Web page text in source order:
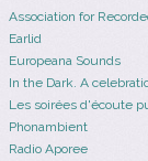
Association for
Earlid
Europeana Sounds
In the Dark. A
Les soirées d'écoute
Phonambient
Radio Aporee